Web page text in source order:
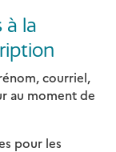
à la
courriel,
au moment de
pour les